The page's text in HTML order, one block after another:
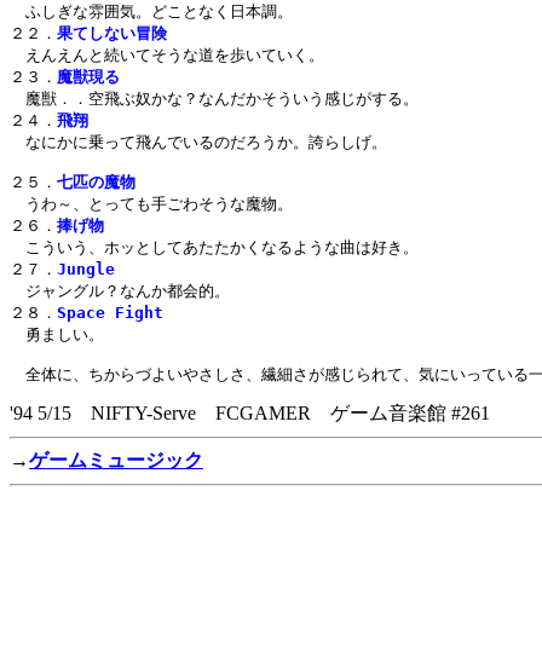
ふしぎな雰囲気。どことなく日本調。
２２． 果てしない冒険
えんえんと続いてそうな道を歩いていく。
２３． 魔獣現る
魔獣．．空飛ぶ奴かな？なんだかそういう感じがする。
２４． 飛翔
なにかに乗って飛んでいるのだろうか。誇らしげ。
２５． 七匹の魔物
うわ～、とっても手ごわそうな魔物。
２６． 捧げ物
こういう、ホッとしてあたたかくなるような曲は好き。
２７． Jungle
ジャングル？なんか都会的。
２８． Space Fight
勇ましい。
'94 5/15 NIFTY-Serve FCGAMER ゲーム音楽館 #261
→ゲームミュージック